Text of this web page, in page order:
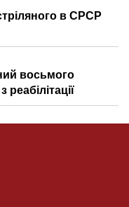
в СРСР
восьмого
реабілітації